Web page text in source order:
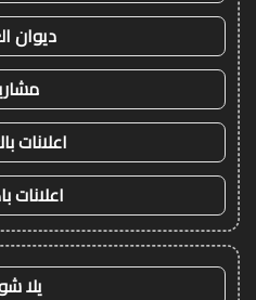
ديوان
اعلانات
اعلانات
يلا